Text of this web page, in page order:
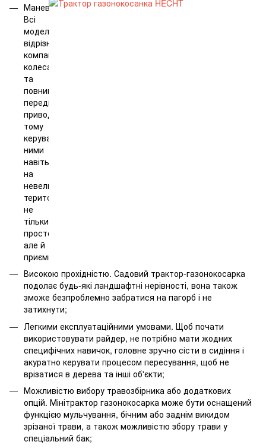
Маневреністю.
Всі
моделі
відрізняються
компактними
колесами
та
повним/
переднім
приводом,
тому
керувати
ними
навіть
на
невеликих
територіях
не
тільки
просто,
але й
приємно;
Високою прохідністю. Садовий трактор-газонокосарка
подолає будь-які ландшафтні нерівності, вона також
зможе безпроблемно забратися на пагорб і не
затихнути;
Легкими експлуатаційними умовами. Щоб почати
використовувати райдер, не потрібно мати жодних
специфічних навичок, головне зручно сісти в сидіння і
акуратно керувати процесом пересування, щоб не
врізатися в дерева та інші об'єкти;
Можливістю вибору травозбірника або додаткових
опцій. Мінітрактор газонокосарка може бути оснащений
функцією мульчування, бічним або заднім викидом
зрізаної трави, а також можливістю збору трави у
спеціальний бак;